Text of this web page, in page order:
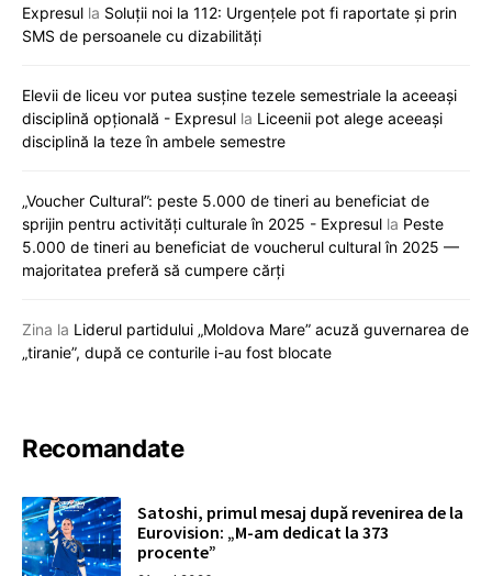
Expresul la Soluții noi la 112: Urgențele pot fi raportate și prin
SMS de persoanele cu dizabilități
Elevii de liceu vor putea susține tezele semestriale la aceeași
disciplină opțională - Expresul la Liceenii pot alege aceeași
disciplină la teze în ambele semestre
„Voucher Cultural”: peste 5.000 de tineri au beneficiat de
sprijin pentru activități culturale în 2025 - Expresul la Peste
5.000 de tineri au beneficiat de voucherul cultural în 2025 —
majoritatea preferă să cumpere cărți
Zina la Liderul partidului „Moldova Mare” acuză guvernarea de
„tiranie”, după ce conturile i-au fost blocate
Recomandate
Satoshi, primul mesaj după revenirea de la
Eurovision: „M-am dedicat la 373
procente”